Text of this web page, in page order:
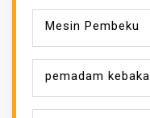
Mesin Pembeku
pemadam